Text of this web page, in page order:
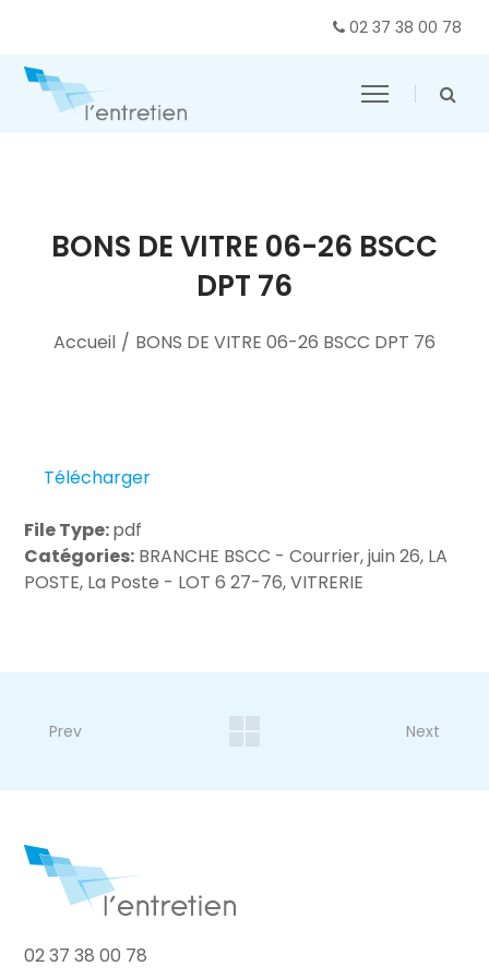
02 37 38 00 78
BONS DE VITRE 06-26 BSCC
DPT 76
Accueil / BONS DE VITRE 06-26 BSCC DPT 76
Télécharger
File Type:pdf
Catégories: BRANCHE BSCC - Courrier, juin 26, LA
POSTE, La Poste - LOT 6 27-76, VITRERIE
Prev Next
02 37 38 00 78